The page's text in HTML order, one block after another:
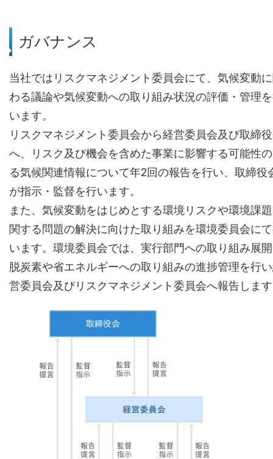
ガバナンス
当社ではリスクマネジメント委員会にて、気候変動
わる議論や気候変動への取り組み状況の評価・管理
います。
リスクマネジメント委員会から経営委員会及び取締
へ、リスク及び機会を含めた事業に影響する可能性
る気候関連情報について年2回の報告を行い、取締役
が指示・監督を行います。
また、気候変動をはじめとする環境リスクや環境課
関する問題の解決に向けた取り組みを環境委員会に
います。環境委員会では、実行部門への取り組み展
脱炭素や省エネルギーへの取り組みの進捗管理を行
営委員会及びリスクマネジメント委員会へ報告しま